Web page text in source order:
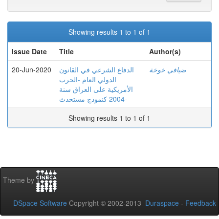
Showing results 1 to 1 of 1
Issue Date
Title
Author(s)
20-Jun-2020
الدفاع الشرعي في القانون
الدولي العام -الحرب
الأمريكية على العراق سنة
2004 كنموذج مستحدث-
ضيافي خوخة
Showing results 1 to 1 of 1
Theme by
DSpace Software Copyright © 2002-2013 Duraspace - Feedback